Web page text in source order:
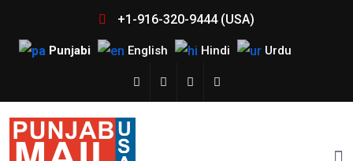
+1-916-320-9444 (USA)
Punjabi English Hindi Urdu